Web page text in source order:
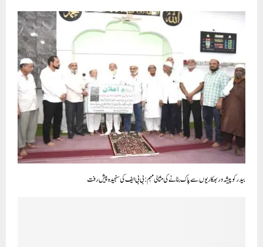
بیدر کو پیشہ ور بھکاریوں سے پاک بنانے کی مثالی مہم: بی بی ایف کی سنجیدہ پیش رفت